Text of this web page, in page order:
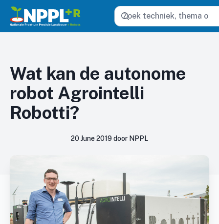
Zoeken
Wat kan de autonome
robot Agrointelli
Robotti?
20 June 2019 door NPPL